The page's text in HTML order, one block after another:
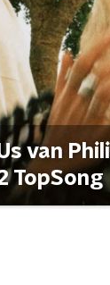
van
TopSong